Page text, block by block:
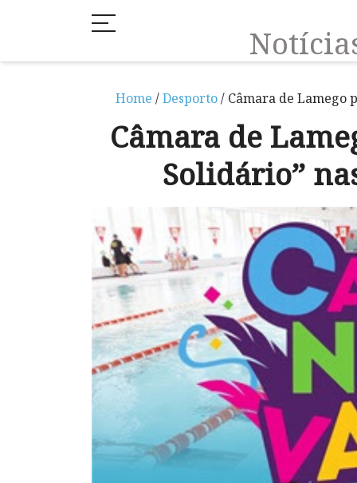
Home /Desporto/ Câmara de Lamego
Câmara de
Solidário”